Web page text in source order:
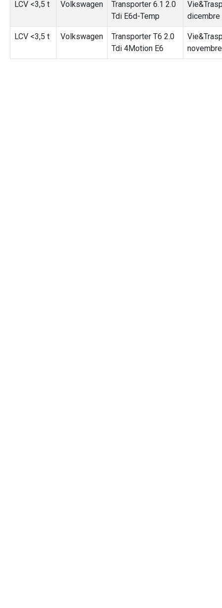
LCV <3,5 t Volkswagen
Transporter 6.1 2.0
Tdi E6d-Temp
dicembre
LCV <3,5 t Volkswagen
Transporter T6 2.0
Tdi 4Motion E6